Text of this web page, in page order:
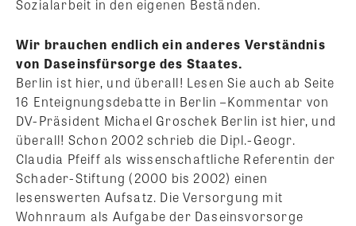
Sozialarbeit in den eigenen Beständen.
Wir brauchen endlich ein anderes Verständnis
von Daseinsfürsorge des Staates.
Berlin ist hier, und überall! Lesen Sie auch ab Seite
16 Enteignungsdebatte in Berlin –Kommentar von
DV-Präsident Michael Groschek Berlin ist hier, und
überall! Schon 2002 schrieb die Dipl.-Geogr.
Claudia Pfeiff als wissenschaftliche Referentin der
Schader-Stiftung (2000 bis 2002) einen
lesenswerten Aufsatz. Die Versorgung mit
Wohnraum als Aufgabe der Daseinsvorsorge